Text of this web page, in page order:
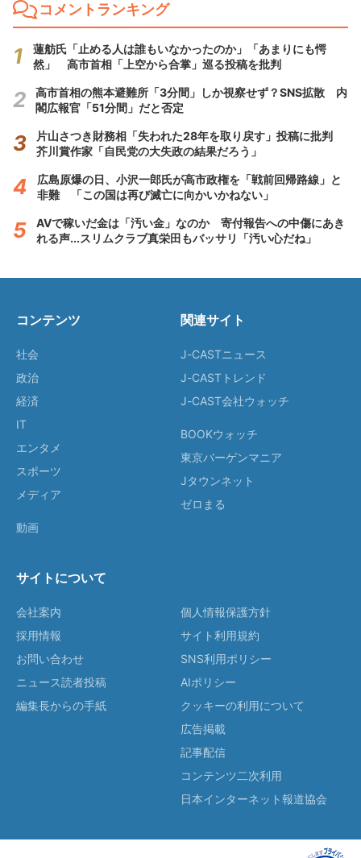
コメントランキング
蓮舫氏「止める人は誰もいなかったのか」「あまりにも愕
然」 高市首相「上空から合掌」巡る投稿を批判
高市首相の熊本避難所「3分間」しか視察せず？SNS拡散 内
閣広報官「51分間」だと否定
片山さつき財務相「失われた28年を取り戻す」投稿に批判
芥川賞作家「自民党の大失政の結果だろう」
広島原爆の日、小沢一郎氏が高市政権を「戦前回帰路線」と
非難 「この国は再び滅亡に向かいかねない」
AVで稼いだ金は「汚い金」なのか 寄付報告への中傷にあき
れる声...スリムクラブ真栄田もバッサリ「汚い心だね」
コンテンツ
社会
政治
経済
IT
エンタメ
スポーツ
メディア
動画
関連サイト
J-CASTニュース
J-CASTトレンド
J-CAST会社ウォッチ
BOOKウォッチ
東京バーゲンマニア
Jタウンネット
ゼロまる
サイトについて
会社案内
採用情報
お問い合わせ
ニュース読者投稿
編集長からの手紙
個人情報保護方針
サイト利用規約
SNS利用ポリシー
AIポリシー
クッキーの利用について
広告掲載
記事配信
コンテンツ二次利用
日本インターネット報道協会